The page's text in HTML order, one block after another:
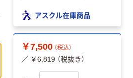
アスクル在庫商品
￥7,500 （税込）
／ ￥6,819 （税抜き）